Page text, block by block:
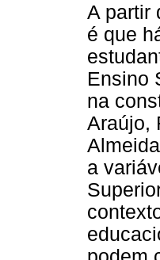
A partir
é que
Ensino
na
Araújo,
a